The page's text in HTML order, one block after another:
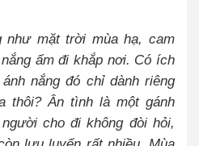
như mặt trời mùa hạ, cam
ấm đi khắp nơi. Có ích
nắng đó chỉ dành riêng
thôi? Ân tình là một gánh
cho đi không đòi hỏi,